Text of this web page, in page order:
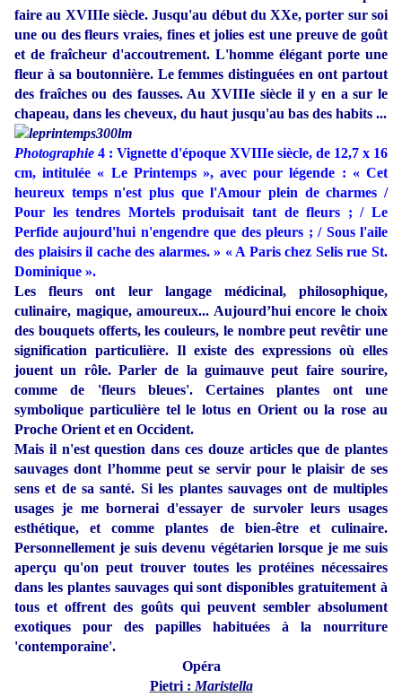
faire au XVIIIe siècle. Jusqu'au début du XXe, porter sur soi
une ou des fleurs vraies, fines et jolies est une preuve de goût
et de fraîcheur d'accoutrement. L'homme élégant porte une
fleur à sa boutonnière. Le femmes distinguées en ont partout
des fraîches ou des fausses. Au XVIIIe siècle il y en a sur le
chapeau, dans les cheveux, du haut jusqu'au bas des habits ...
Photographie 4 : Vignette d'époque XVIIIe siècle, de 12,7 x 16
cm, intitulée « Le Printemps », avec pour légende : « Cet
heureux temps n'est plus que l'Amour plein de charmes /
Pour les tendres Mortels produisait tant de fleurs ; / Le
Perfide aujourd'hui n'engendre que des pleurs ; / Sous l'aile
des plaisirs il cache des alarmes. » « A Paris chez Selis rue St.
Dominique ».
Les fleurs ont leur langage médicinal, philosophique,
culinaire, magique, amoureux... Aujourd’hui encore le choix
des bouquets offerts, les couleurs, le nombre peut revêtir une
signification particulière. Il existe des expressions où elles
jouent un rôle. Parler de la guimauve peut faire sourire,
comme de
'fleurs bleues'. Certaines plantes ont une
symbolique particulière tel le lotus en Orient ou la rose au
Proche Orient et en Occident.
Mais il n'est question dans ces douze articles que de plantes
sauvages dont l’homme peut se servir pour le plaisir de ses
sens et de sa santé. Si les plantes sauvages ont de multiples
usages je me bornerai d'essayer de survoler leurs usages
esthétique, et comme plantes de bien-être et culinaire.
Personnellement je suis devenu végétarien lorsque je me suis
aperçu qu'on peut trouver toutes les protéines nécessaires
dans les plantes sauvages qui sont disponibles gratuitement à
tous et offrent des goûts qui peuvent sembler absolument
exotiques pour des papilles habituées à la nourriture
'contemporaine'.
Opéra
Pietri : Maristella